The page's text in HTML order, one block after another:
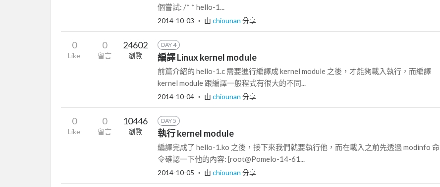
個嘗試: /* * hello-1...
2014-10-03 ‧ 由 chiounan 分享
0
Like
0
留言
24602
瀏覽
DAY 4
編譯 Linux kernel module
前篇介紹的 hello-1.c 需要進行編譯成 kernel module 之後，才能夠載入執行，而編譯
kernel module 跟編譯一般程式有很大的不同...
2014-10-04 ‧ 由 chiounan 分享
0
Like
0
留言
10446
瀏覽
DAY 5
執行 kernel module
編譯完成了 hello-1.ko 之後，接下來我們就要執行他，而在載入之前先透過 modinfo 命
令確認一下他的內容: [root@Pomelo-14-61...
2014-10-05 ‧ 由 chiounan 分享